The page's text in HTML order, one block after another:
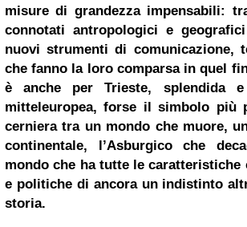
misure di grandezza impensabili:
connotati antropologici e
nuovi strumenti di comunicazione,
che fanno la loro comparsa in quel
è anche per Trieste, splendida
mitteleuropea, forse il simbolo più
cerniera tra un mondo che muore,
continentale, l’Asburgico che
mondo che ha tutte le
e politiche di ancora un indistinto
storia.